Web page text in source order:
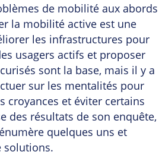
de mobilité aux abords
la mobilité active est une
les infrastructures pour
usagers actifs et proposer
sont la base, mais il y a
sur les mentalités pour
croyances et éviter certains
des résultats de son enquête,
quelques uns et
solutions.